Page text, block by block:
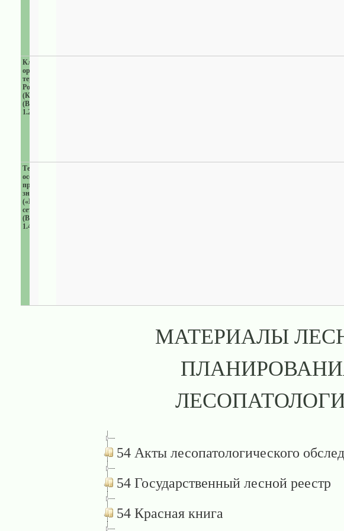
Ключевые
орнитологические
территории
России
(КОТР)
(ВПЦ
1.2)
Территории
особого
природоохранного
значения
(«Изумрудная
сеть»)
(ВПЦ
1.4)
МАТЕРИАЛЫ
54 Акты лесопатологического
54 Государственный лесной реестр
54 Красная книга